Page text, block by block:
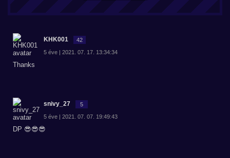
KHK001 42
5 éve | 2021. 07. 17. 13:34:34
Thanks
snivy_27 5
5 éve | 2021. 07. 07. 19:49:43
DP 😎😎😎